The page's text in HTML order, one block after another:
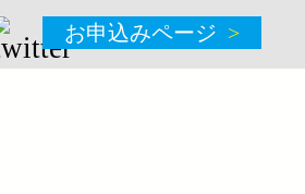
お申込みページ